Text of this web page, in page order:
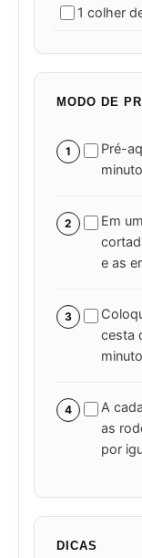
1 colher
MODO DE
1
Pré-
2
Em
e as
3
cesta
4
A
as
por
DICAS